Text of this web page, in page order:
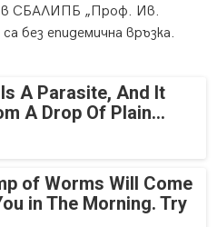
в СБАЛИПБ „Проф. Ив.
без епидемична връзка.
A Parasite, And It
A Drop Of Plain...
of Worms Will Come
in The Morning. Try